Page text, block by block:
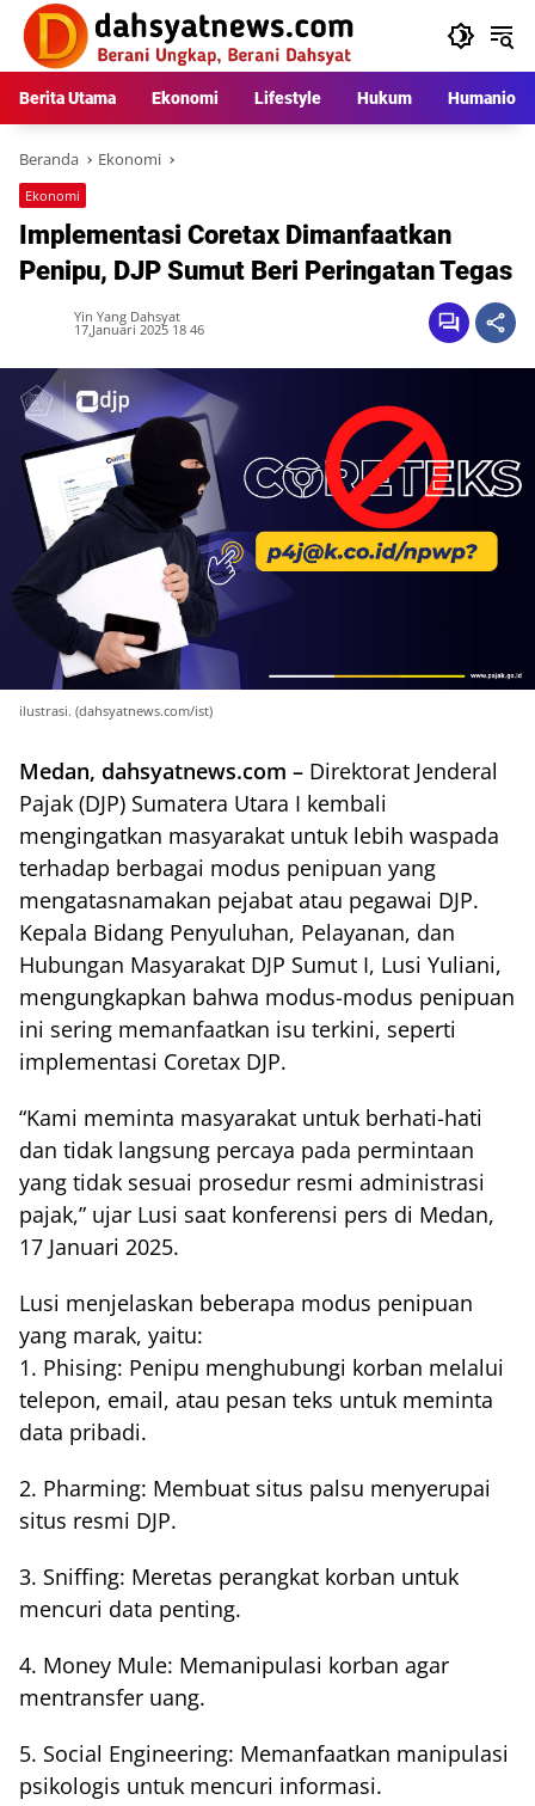
Langsung
konten
Berita Utama Ekonomi Lifestyle Hukum Humaniora
Beranda Ekonomi
Ekonomi
Implementasi Coretax Dimanfaatkan
Penipu, DJP Sumut Beri Peringatan Tegas
Yin Yang Dahsyat
17,Januari 2025 18 46
ilustrasi. (dahsyatnews.com/ist)
Medan, dahsyatnews.com – Direktorat Jenderal
Pajak (DJP) Sumatera Utara I kembali
mengingatkan masyarakat untuk lebih waspada
terhadap berbagai modus penipuan yang
mengatasnamakan pejabat atau pegawai DJP.
Kepala Bidang Penyuluhan, Pelayanan, dan
Hubungan Masyarakat DJP Sumut I, Lusi Yuliani,
mengungkapkan bahwa modus-modus penipuan
ini sering memanfaatkan isu terkini, seperti
implementasi Coretax DJP.
“Kami meminta masyarakat untuk berhati-hati
dan tidak langsung percaya pada permintaan
yang tidak sesuai prosedur resmi administrasi
pajak,” ujar Lusi saat konferensi pers di Medan,
17 Januari 2025.
Lusi menjelaskan beberapa modus penipuan
yang marak, yaitu:
1. Phising: Penipu menghubungi korban melalui
telepon, email, atau pesan teks untuk meminta
data pribadi.
2. Pharming: Membuat situs palsu menyerupai
situs resmi DJP.
3. Sniffing: Meretas perangkat korban untuk
mencuri data penting.
4. Money Mule: Memanipulasi korban agar
mentransfer uang.
5. Social Engineering: Memanfaatkan manipulasi
psikologis untuk mencuri informasi.